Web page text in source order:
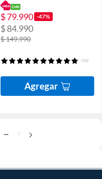
$ 79.990 -47%
$ 84.990
$ 149.990
(46)
Agregar
... 7